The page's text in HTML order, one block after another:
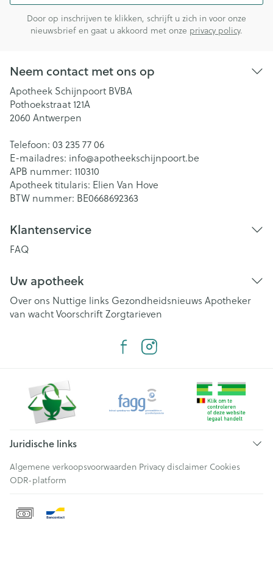
Door op inschrijven te klikken, schrijft u zich in voor onze
nieuwsbrief en gaat u akkoord met onze privacy policy.
Neem contact met ons op
Apotheek Schijnpoort BVBA
Pothoekstraat 121A
2060 Antwerpen
Telefoon: 03 235 77 06
E-mailadres: info@apotheekschijnpoort.be
APB nummer: 110310
Apotheek titularis: Elien Van Hove
BTW nummer: BE0668692363
Klantenservice
FAQ
Uw apotheek
Over ons Nuttige links Gezondheidsnieuws Apotheker
van wachtVoorschriftZorgtarieven
Juridische links
Algemene verkoopsvoorwaarden Privacy disclaimer Cookies
ODR-platform